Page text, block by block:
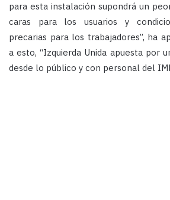
para esta instalación supondrá un
caras para los usuarios y
precarias para los trabajadores”, ha
a esto, “Izquierda Unida apuesta por
desde lo público y con personal del